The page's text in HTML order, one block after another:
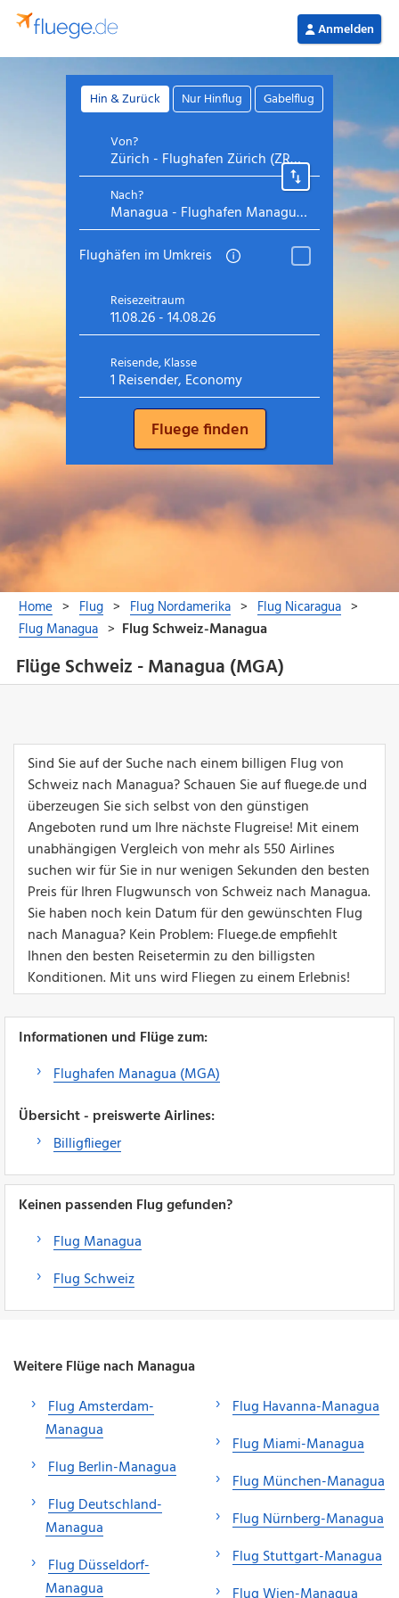
Flüge Schweiz - Managua (MGA)
Sind Sie auf der Suche nach einem billigen Flug von
Schweiz nach Managua? Schauen Sie auf fluege.de und
überzeugen Sie sich selbst von den günstigen
Angeboten rund um Ihre nächste Flugreise! Mit einem
unabhängigen Vergleich von mehr als 550 Airlines
suchen wir für Sie in nur wenigen Sekunden den besten
Preis für Ihren Flugwunsch von Schweiz nach Managua.
Sie haben noch kein Datum für den gewünschten Flug
nach Managua? Kein Problem: Fluege.de empfiehlt
Ihnen den besten Reisetermin zu den billigsten
Konditionen. Mit uns wird Fliegen zu einem Erlebnis!
Informationen und Flüge zum:
Flughafen Managua (MGA)
Übersicht - preiswerte Airlines:
Billigflieger
Keinen passenden Flug gefunden?
Flug Managua
Flug Schweiz
Weitere Flüge nach Managua
Flug Amsterdam-
Managua
Flug Berlin-Managua
Flug Deutschland-
Managua
Flug Düsseldorf-
Managua
Flug Havanna-Managua
Flug Miami-Managua
Flug München-Managua
Flug Nürnberg-Managua
Flug Stuttgart-Managua